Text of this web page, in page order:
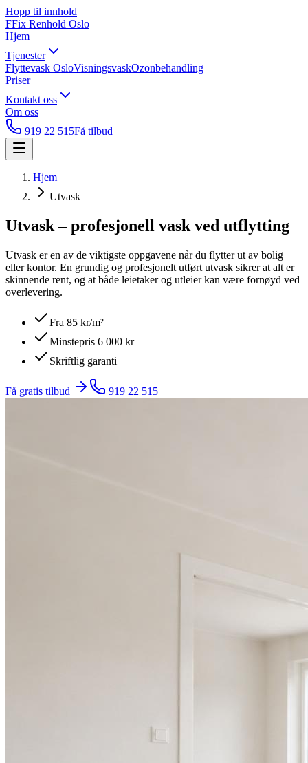
Hopp til innhold
FFix Renhold Oslo
Hjem
Tjenester
Flyttevask OsloVisningsvaskOzonbehandling
Priser
Kontakt oss
Om oss
919 22 515Få tilbud
Hjem
Utvask
Utvask – profesjonell vask ved utflytting
Utvask er en av de viktigste oppgavene når du flytter ut av bolig
eller kontor. En grundig og profesjonelt utført utvask sikrer at alt er
skinnende rent, og at både leietaker og utleier kan være fornøyd ved
overlevering.
Fra 85 kr/m²
Minstepris 6 000 kr
Skriftlig garanti
Få gratis tilbud 919 22 515